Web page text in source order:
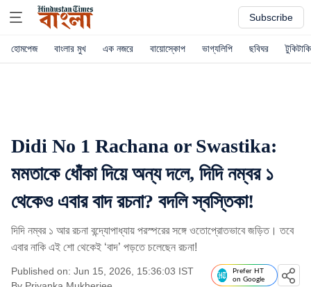
Subscribe
হোমপেজ বাংলার মুখ এক নজরে বায়োস্কোপ ভাগ্যলিপি ছবিঘর টুকিটাকি
Didi No 1 Rachana or Swastika:
মমতাকে ধোঁকা দিয়ে অন্য দলে, দিদি নম্বর ১
থেকেও এবার বাদ রচনা? বদলি স্বস্তিকা!
দিদি নম্বর ১ আর রচনা বন্দ্যোপাধ্যায় পরস্পরের সঙ্গে ওতোপ্রোতভাবে জড়িত। তবে
এবার নাকি এই শো থেকেই ‘বাদ’ পড়তে চলেছেন রচনা!
Published on: Jun 15, 2026, 15:36:03 IST
Prefer HT
on Google